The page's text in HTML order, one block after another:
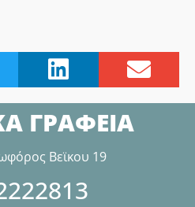
ΓΡΑΦΕΙΑ
Βεϊκου 19